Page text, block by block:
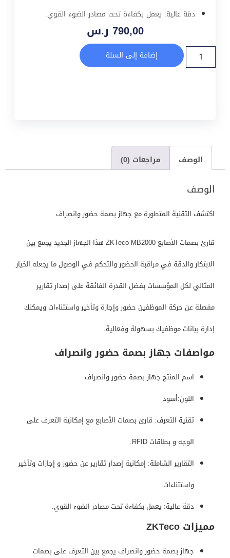
دقة عالية: يعمل بكفاءة تحت مصادر الضوء القوي.
790,00 ر.س
إضافة إلى السلة
الوصف مراجعات (0)
الوصف
اكتشف التقنية المتطورة مع جهاز بصمة حضور وانصراف
قارئ بصمات الأصابع ZKTeco MB2000 هذا الجهاز الجديد يجمع بين
الابتكار والدقة في مراقبة الحضور والتحكم في الوصول ما يجعله الخيار
المثالي لكل المؤسسات بفضل القدرة الفائقة على إصدار تقارير
مفصلة عن حركة الموظفين حضور وإجازة وتأخير واستثناءات ويمكنك
إدارة بيانات موظفيك بسهولة وفعالية.
مواصفات جهاز بصمة حضور وانصراف
اسم المنتج:جهاز بصمة حضور وانصراف
اللون:أسود
تقنية التعرف: قارئ بصمات الأصابع مع إمكانية التعرف على
الوجه و بطاقات RFID.
التقارير الشاملة: إمكانية إصدار تقارير عن حضور و إجازات وتأخير
واستثناءات.
دقة عالية: يعمل بكفاءة تحت مصادر الضوء القوي.
مميزات ZKTeco
جهاز بصمة حضور وانصراف يجمع بين التعرف على بصمات